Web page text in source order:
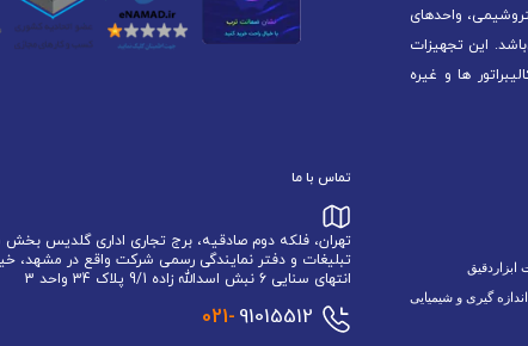
واحدهای
این تجهیزات
ها و غیره
ابزاردقیق
گیری و شیمیایی
تماس با ما
تهران، فلکه دوم صادقیه، برج تجاری اداری گلدیس
تبلیغات و دفتر نمایندگی رسمی شرکت واقع در مشهد،
انتهای سنایی 6 نبش اسدالله زاده 9/1 پلاک 34 واحد 3
021- 91015512